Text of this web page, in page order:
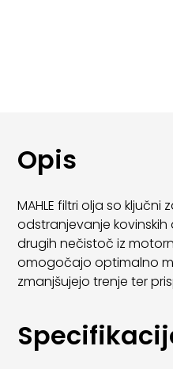
Opis
MAHLE filtri olja so ključni
odstranjevanje kovinskih
drugih nečistoč iz
omogočajo optimalno
zmanjšujejo trenje ter
Zaradi visoke kakovosti
izdelave MAHLE oljni filtri